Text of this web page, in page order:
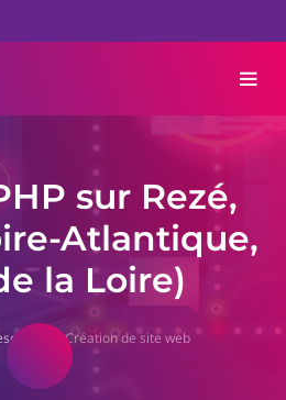
sur Rezé,
Atlantique,
la Loire)
Création de site web